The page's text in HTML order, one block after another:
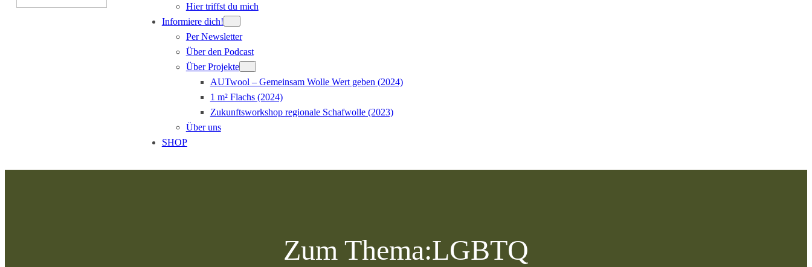
Hier triffst du mich
Informiere dich!
Per Newsletter
Über den Podcast
Über Projekte
AUTwool – Gemeinsam Wolle Wert geben (2024)
1 m² Flachs (2024)
Zukunftsworkshop regionale Schafwolle (2023)
Über uns
SHOP
Zum Thema:LGBTQ